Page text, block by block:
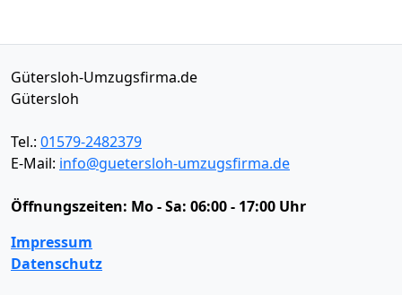
Gütersloh-Umzugsfirma.de
Gütersloh
Tel.: 01579-2482379
E-Mail: info@guetersloh-umzugsfirma.de
Öffnungszeiten: Mo - Sa: 06:00 - 17:00 Uhr
Impressum
Datenschutz